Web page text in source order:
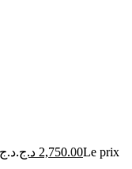
Le prix initial était : 2,950.00 د.ج. 2,750.00 د.ج
Le prix